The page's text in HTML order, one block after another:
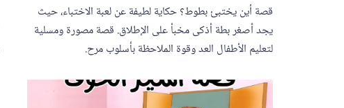
قصة أين يختبئ بطوط؟ حكاية لطيفة عن لعبة الاختباء، حيث
يجد أصغر بطة أذكى مخبأ على الإطلاق. قصة مصورة ومسلية
لتعليم الأطفال العد وقوة الملاحظة بأسلوب مرح.